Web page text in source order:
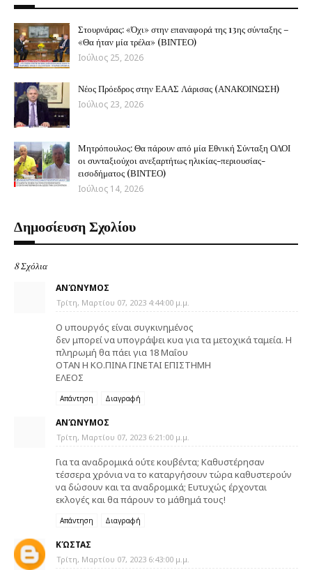
Στουρνάρας: «Όχι» στην επαναφορά της 13ης σύνταξης –
«Θα ήταν μία τρέλα» (ΒΙΝΤΕΟ)
Ιούλιος 25, 2026
Νέος Πρόεδρος στην ΕΑΑΣ Λάρισας (ΑΝΑΚΟΙΝΩΣΗ)
Ιούλιος 23, 2026
Μητρόπουλος: Θα πάρουν από μία Εθνική Σύνταξη ΟΛΟΙ
οι συνταξιούχοι ανεξαρτήτως ηλικίας-περιουσίας-
εισοδήματος (ΒΙΝΤΕΟ)
Ιούλιος 14, 2026
Δημοσίευση Σχολίου
8 Σχόλια
ΑΝΏΝΥΜΟΣ
Τρίτη, Μαρτίου 07, 2023 4:44:00 μ.μ.
Ο υπουργός είναι συγκινημένος
δεν μπορεί να υπογράψει κυα για τα μετοχικά ταμεία. Η
πληρωμή θα πάει για 18 Μαΐου
ΟΤΑΝ Η ΚΟ.ΠΙΝΑ ΓΙΝΕΤΑΙ ΕΠΙΣΤΗΜΗ
ΕΛΕΟΣ
Απάντηση Διαγραφή
ΑΝΏΝΥΜΟΣ
Τρίτη, Μαρτίου 07, 2023 6:21:00 μ.μ.
Για τα αναδρομικά ούτε κουβέντα; Καθυστέρησαν
τέσσερα χρόνια να το καταργήσουν τώρα καθυστερούν
να δώσουν και τα αναδρομικά; Ευτυχώς έρχονται
εκλογές και θα πάρουν το μάθημά τους!
Απάντηση Διαγραφή
ΚΏΣΤΑΣ
Τρίτη, Μαρτίου 07, 2023 6:43:00 μ.μ.